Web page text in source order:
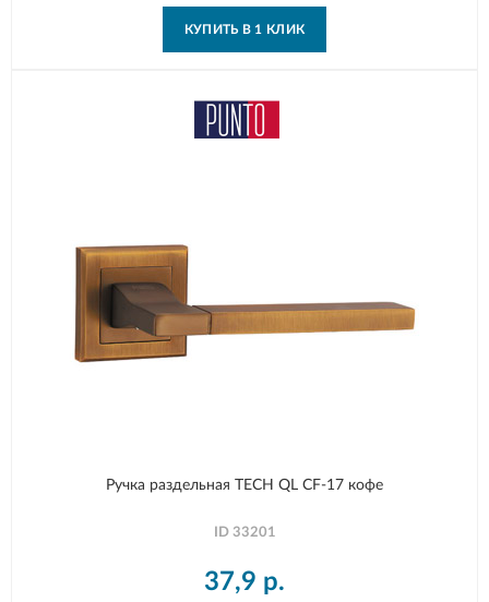
КУПИТЬ В 1 КЛИК
Ручка раздельная TECH QL CF-17 кофе
ID 33201
37,9 р.